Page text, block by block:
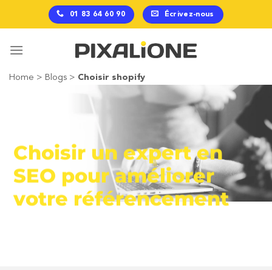
01 83 64 60 90 Écrivez-nous
Home > Blogs > Choisir shopify
Choisir un expert en
SEO pour améliorer
votre référencement